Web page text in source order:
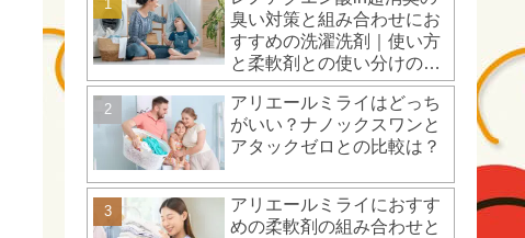
臭い対策と組み合わせにお
すすめの洗濯洗剤｜使い方
と柔軟剤との使い分けのコ
ツ
アリエールミライはどっち
がいい？ナノックスワンと
アタックゼロとの比較は？
アリエールミライにおすす
めの柔軟剤の組み合わせと